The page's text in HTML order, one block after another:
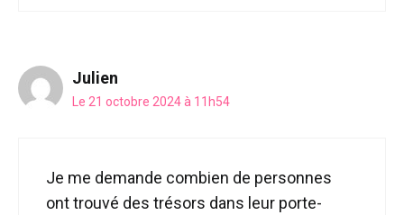
Julien
Le 21 octobre 2024 à 11h54
Je me demande combien de personnes
ont trouvé des trésors dans leur porte-